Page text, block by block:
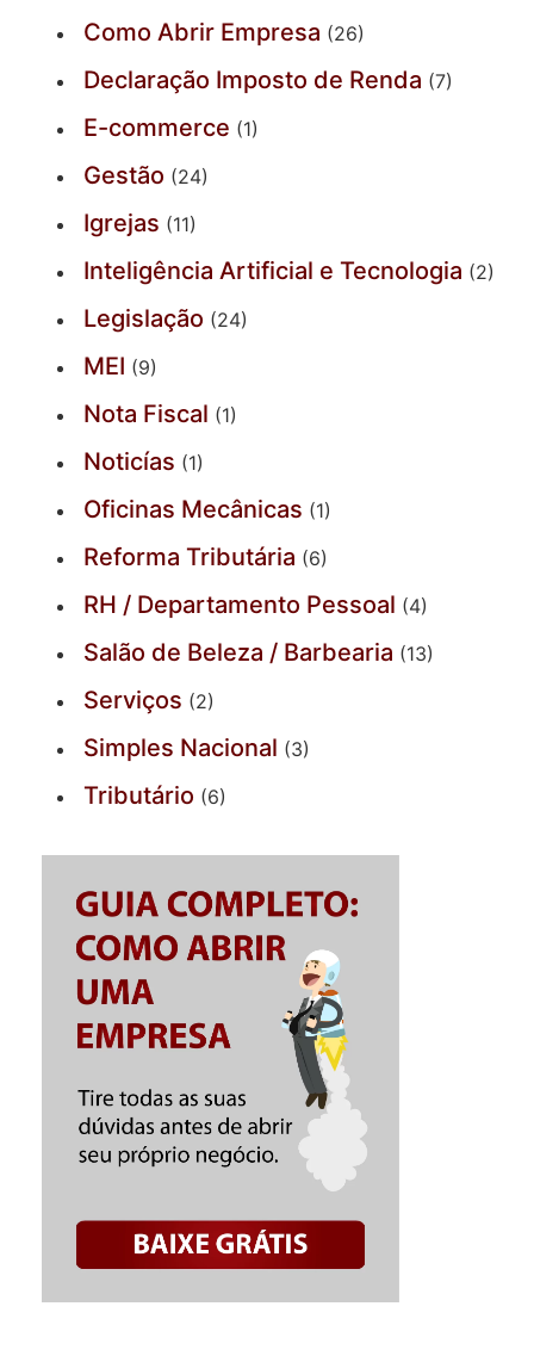
Como Abrir Empresa (26)
Declaração Imposto de Renda (7)
E-commerce (1)
Gestão (24)
Igrejas (11)
Inteligência Artificial e Tecnologia (2)
Legislação (24)
MEI (9)
Nota Fiscal (1)
Noticías (1)
Oficinas Mecânicas (1)
Reforma Tributária (6)
RH / Departamento Pessoal (4)
Salão de Beleza / Barbearia (13)
Serviços (2)
Simples Nacional (3)
Tributário (6)